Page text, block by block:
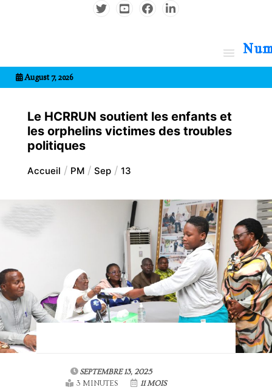
August 7, 2026
Le HCRRUN soutient les enfants et
les orphelins victimes des troubles
politiques
Accueil PM Sep 13
SEPTEMBRE 13, 2025
3 MINUTES
11 MOIS